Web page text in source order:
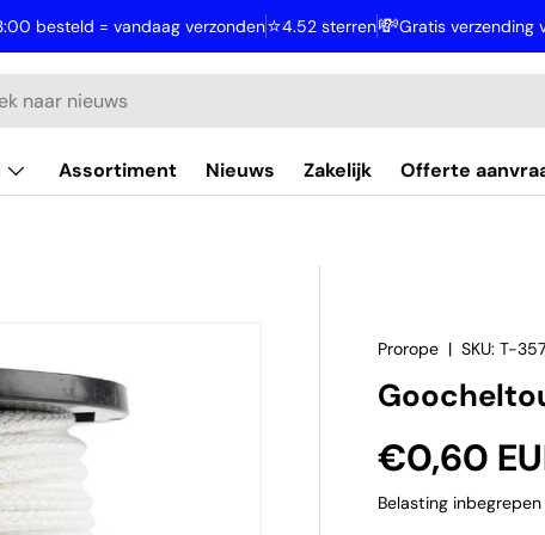
besteld = vandaag verzonden⭐4.52 sterren💸Gratis verzending
Assortiment Nieuws Zakelijk Offerte
Prorope |SKU: T-
Reguliere
€0,60
Belasting